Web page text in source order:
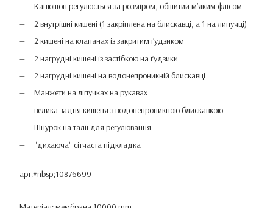
Капюшон регулюється за розміром, обшитий м’яким флісом
2 внутрішні кишені (1 закріплена на блискавці, а 1 на липучці)
2 кишені на клапанах із закритим ґудзиком
2 нагрудні кишені із застібкою на ґудзики
2 нагрудні кишені на водонепроникній блискавці
Манжети на ліпучках на рукавах
велика задня кишеня з водонепроникною блискавкою
Шнурок на талії для регулювання
"дихаюча" сітчаста підкладка
арт.#nbsp;10876699